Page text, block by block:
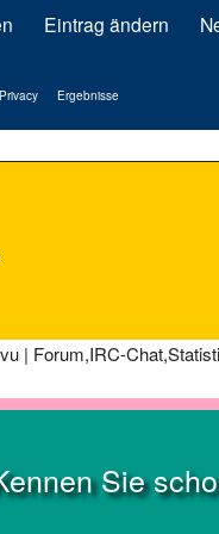
Eintrag ändern
Privacy Ergebnisse
| Forum,IRC-
Sie